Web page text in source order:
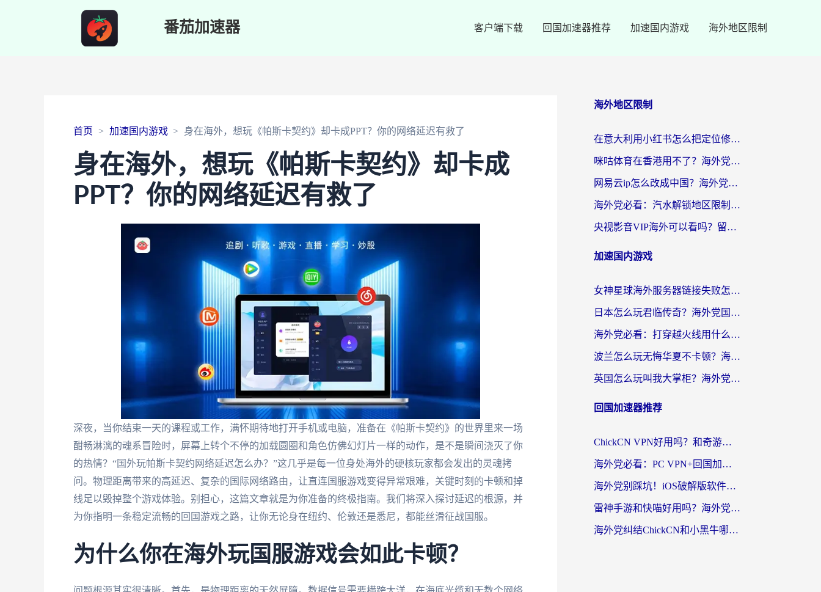
番茄加速器 客户端下载 回国加速器推荐 加速国内游戏 海外地区限制
首页 加速国内游戏 身在海外，想玩《帕斯卡契约》却卡成PPT？你的网络延迟有救了
身在海外，想玩《帕斯卡契约》却卡成
PPT？你的网络延迟有救了
深夜，当你结束一天的课程或工作，满怀期待地打开手机或电脑，准备在《帕斯卡契约》的世界里来一场
酣畅淋漓的魂系冒险时，屏幕上转个不停的加载圆圈和角色仿佛幻灯片一样的动作，是不是瞬间浇灭了你
的热情？“国外玩帕斯卡契约网络延迟怎么办？”这几乎是每一位身处海外的硬核玩家都会发出的灵魂拷
问。物理距离带来的高延迟、复杂的国际网络路由，让直连国服游戏变得异常艰难，关键时刻的卡顿和掉
线足以毁掉整个游戏体验。别担心，这篇文章就是为你准备的终极指南。我们将深入探讨延迟的根源，并
为你指明一条稳定流畅的回国游戏之路，让你无论身在纽约、伦敦还是悉尼，都能丝滑征战国服。
为什么你在海外玩国服游戏会如此卡顿？
海外地区限制
在意大利用小红书怎么把定位修改到中国国内？3个实用技巧+1个靠谱工具帮你搞定
咪咕体育在香港用不了？海外党必看的回国加速器选择指南（附3个真实场景解决方案）
网易云ip怎么改成中国？海外党听音乐听书的无痛解决方案
海外党必看：汽水解锁地区限制怎么解除？3招解决国内影音&生活服务难题
央视影音VIP海外可以看吗？留学生亲测有效的回国加速器选择指南
加速国内游戏
女神星球海外服务器链接失败怎么解决？海外党国服游戏加速避坑指南
日本怎么玩君临传奇？海外党国服游戏加速避坑指南（附菲律宾欧洲玩家实测）
海外党必看：打穿越火线用什么加速器？解决延迟卡顿，还能玩奇妙拼图世界和第五人格
波兰怎么玩无悔华夏不卡顿？海外国服游戏加速器终极指南（附征途2萤火突击解决方案）
英国怎么玩叫我大掌柜？海外党国服游戏加速避坑指南（附实测推荐）
回国加速器推荐
ChickCN VPN好用吗？和奇游手游VPN对比哪个回国效果更好？海外党亲测实用指南
海外党必看：PC VPN+回国加速器怎么选？无缝访问国内资源全攻略
海外党别踩坑！iOS破解版软件不可靠？教你选对回国加速器无缝看国内资源
雷神手游和快喵好用吗？海外党亲测5款回国加速器，附斧牛Bling对比+微信视频号解决办法
海外党纠结ChickCN和小黑牛哪个好？一篇帮你选对回国加速器的实用指南